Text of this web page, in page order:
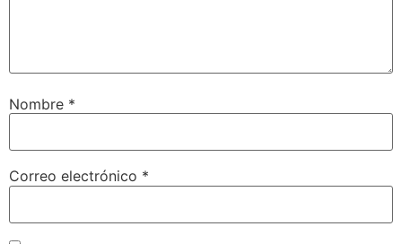
Nombre *
Correo electrónico *